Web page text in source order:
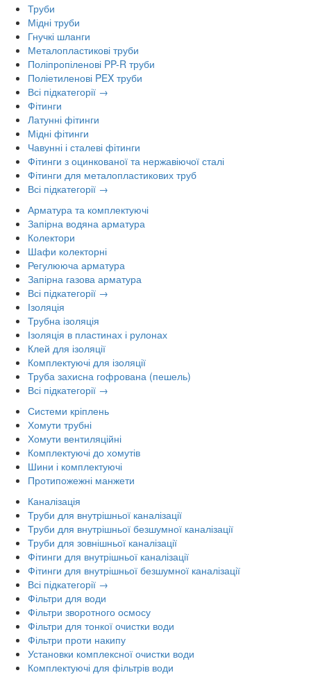
Труби
Мідні труби
Гнучкі шланги
Металопластикові труби
Поліпропіленові PP-R труби
Поліетиленові PEX труби
Всі підкатегорії →
Фітинги
Латунні фітинги
Мідні фітинги
Чавунні і сталеві фітинги
Фітинги з оцинкованої та нержавіючої сталі
Фітинги для металопластикових труб
Всі підкатегорії →
Арматура та комплектуючі
Запірна водяна арматура
Колектори
Шафи колекторні
Регулююча арматура
Запірна газова арматура
Всі підкатегорії →
Ізоляція
Трубна ізоляція
Ізоляція в пластинах і рулонах
Клей для ізоляції
Комплектуючі для ізоляції
Труба захисна гофрована (пешель)
Всі підкатегорії →
Системи кріплень
Хомути трубні
Хомути вентиляційні
Комплектуючі до хомутів
Шини і комплектуючі
Протипожежні манжети
Каналізація
Труби для внутрішньої каналізації
Труби для внутрішньої безшумної каналізації
Труби для зовнішньої каналізації
Фітинги для внутрішньої каналізації
Фітинги для внутрішньої безшумної каналізації
Всі підкатегорії →
Фільтри для води
Фільтри зворотного осмосу
Фільтри для тонкої очистки води
Фільтри проти накипу
Установки комплексної очистки води
Комплектуючі для фільтрів води